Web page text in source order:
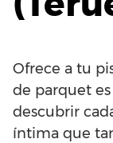
Ofrece a tu
de parquet
descubrir
íntima que